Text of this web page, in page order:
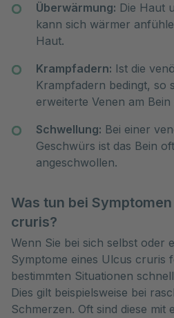
Überwärmung: Die Haut
kann sich wärmer
Haut.
Krampfadern: Ist die
Krampfadern bedingt, so
erweiterte Venen am
Schwellung: Bei einer
Geschwürs ist das Bein
angeschwollen.
Was tun bei
cruris?
Wenn Sie bei sich selbst oder
Symptome eines Ulcus cruris
bestimmten Situationen
Dies gilt beispielsweise bei
Schmerzen. Oft sind diese mit